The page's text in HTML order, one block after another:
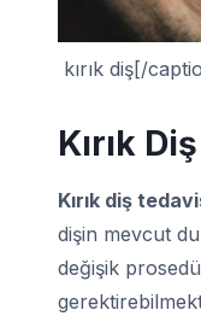
kırık diş[/
Kırık
Kırık diş
dişin mevcut
değişik